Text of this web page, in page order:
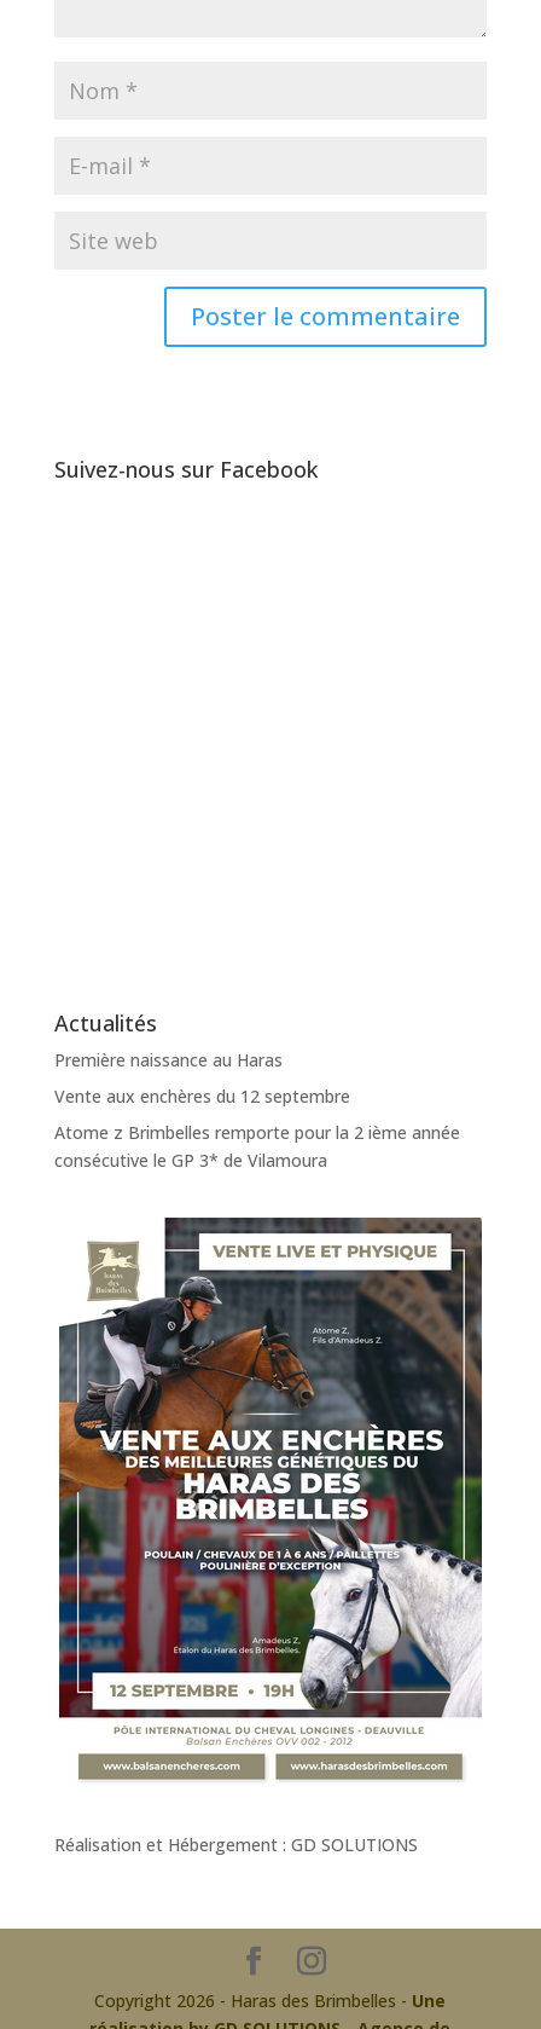
Suivez-nous sur Facebook
Actualités
Première naissance au Haras
Vente aux enchères du 12 septembre
Atome z Brimbelles remporte pour la 2 ième année
consécutive le GP 3* de Vilamoura
Réalisation et Hébergement : GD SOLUTIONS
Copyright 2026 - Haras des Brimbelles - Une